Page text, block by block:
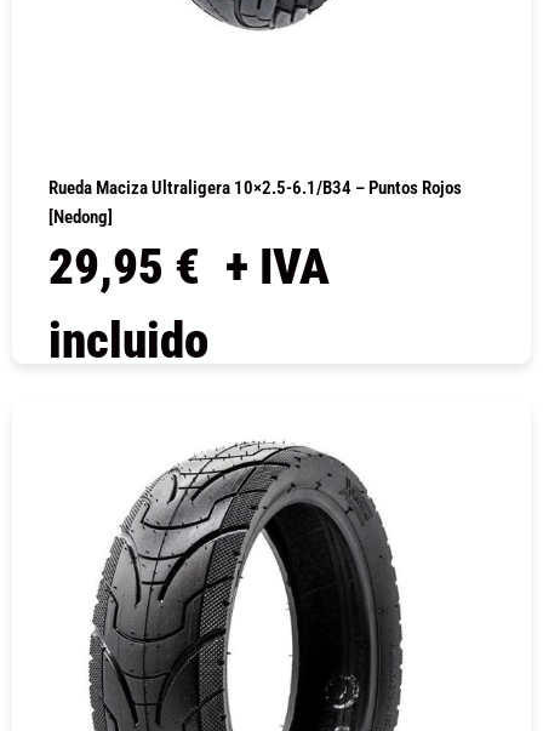
Rueda Maciza Ultraligera 10×2.5-6.1/B34 – Puntos Rojos
[Nedong]
29,95 € + IVA
incluido